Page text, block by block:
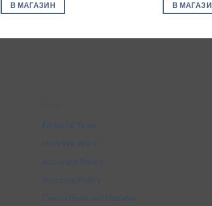
В МАГАЗИН В
Editorial Team
How We Work
Accuracy Policy
Sourcing Policy
Corrections and Updates